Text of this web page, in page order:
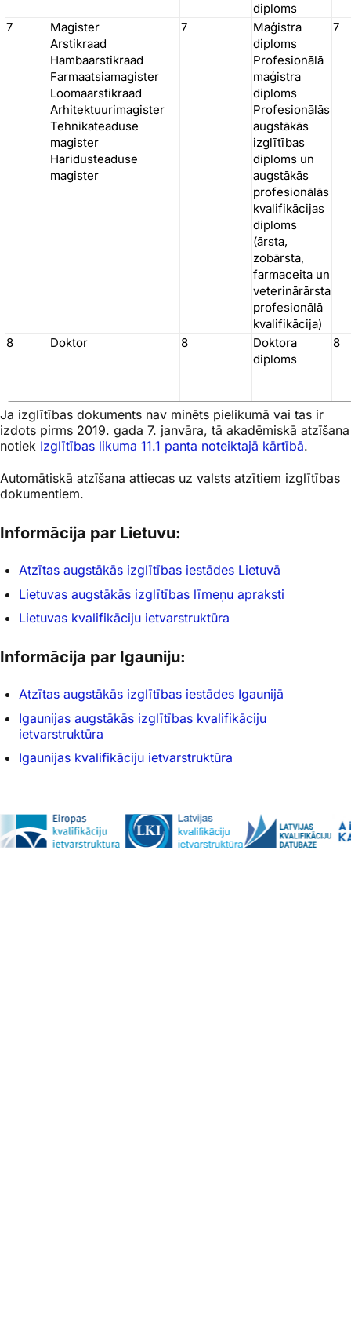
diploms
7
Magister
Arstikraad
Hambaarstikraad
Farmaatsiamagister
Loomaarstikraad
Arhitektuurimagister
Tehnikateaduse
magister
Haridusteaduse
magister
7
Maģistra
diploms
Profesionālā
maģistra
diploms
Profesionālās
augstākās
izglītības
diploms un
augstākās
profesionālās
kvalifikācijas
diploms
(ārsta,
zobārsta,
farmaceita un
veterinārārsta
profesionālā
kvalifikācija)
7
8 Doktor 8
Doktora
diploms
8
Ja izglītības dokuments nav minēts pielikumā vai tas ir
izdots pirms 2019. gada 7. janvāra, tā akadēmiskā atzīšana
notiek Izglītības likuma 11.1 panta noteiktajā kārtībā.
Automātiskā atzīšana attiecas uz valsts atzītiem izglītības
dokumentiem.
Informācija par Lietuvu:
Atzītas augstākās izglītības iestādes Lietuvā
Lietuvas augstākās izglītības līmeņu apraksti
Lietuvas kvalifikāciju ietvarstruktūra
Informācija par Igauniju:
Atzītas augstākās izglītības iestādes Igaunijā
Igaunijas augstākās izglītības kvalifikāciju
ietvarstruktūra
Igaunijas kvalifikāciju ietvarstruktūra